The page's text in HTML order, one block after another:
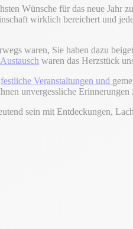
Wünsche für das neue Jahr
wirklich bereichert und
waren, Sie haben dazu
waren das Herzstück
festliche Veranstaltungen und
unvergessliche Erinnerungen
sein mit Entdeckungen,